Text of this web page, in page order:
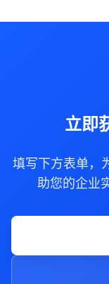
立即
填写下方表单，
助您的企业